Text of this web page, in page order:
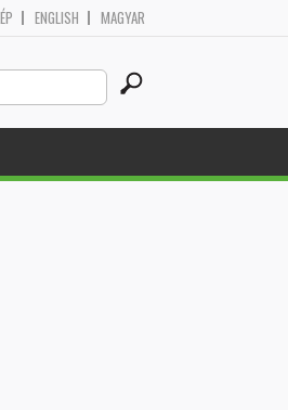
ENGLISH MAGYAR
Search
this
site